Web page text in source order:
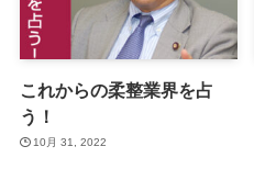
これからの柔整業界を占
う！
10月 31, 2022